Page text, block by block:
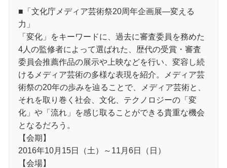
■「文化庁メディア芸術祭20周年企画展―変える
力」
「変化」をキーワードに、過去に審査委員を務めた
4人の監修者によって選ばれた、歴代の受賞・審査
委員会推薦作品の展示や上映などを行い、変容し続
けるメディア芸術の多様な表現を紹介。メディア芸
術祭の20年の歩みを辿ることで、メディア芸術と、
それを取り巻く社会、文化、テクノロジーの「変
化」や「流れ」を感じ取ることができる貴重な機会
となるだろう。
【会期】
2016年10月15日（土）～11月6日（日）
【会場】